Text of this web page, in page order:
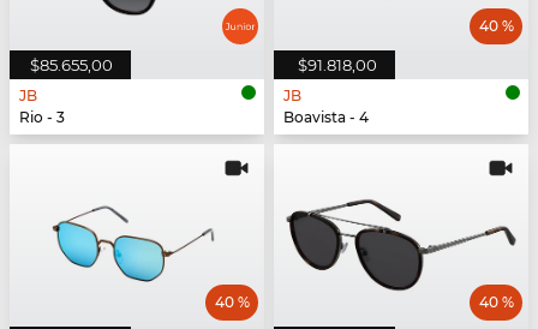
$85.655,00
JB
Rio - 3
$91.818,00
40 %
JB
Boavista - 4
40 % 40 %